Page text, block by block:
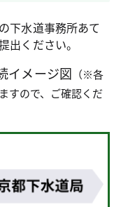
下水道事務所あて
出ください。
イメージ図 （※各
すので、ご確認くだ